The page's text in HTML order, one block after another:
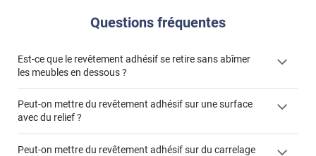
Questions fréquentes
Est-ce que le revêtement adhésif se retire sans abîmer
les meubles en dessous ?
Peut-on mettre du revêtement adhésif sur une surface
avec du relief ?
Peut-on mettre du revêtement adhésif sur du carrelage